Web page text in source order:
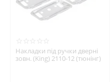
Накладки під ручки дверні
зовн. (King) 2110-12 (тюнінг)